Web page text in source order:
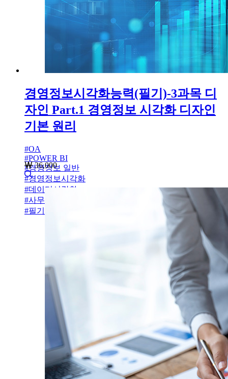
경영정보시각화능력(필기)-3과목 디
자인 Part.1 경영정보 시각화 디자인
기본 원리
#OA
#POWER BI
#경영정보 일반
#경영정보시각화
#데이터시각화
#사무자동화
#필기
36,000